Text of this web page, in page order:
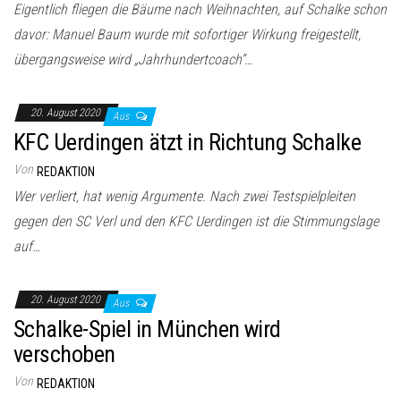
Eigentlich fliegen die Bäume nach Weihnachten, auf Schalke schon
davor: Manuel Baum wurde mit sofortiger Wirkung freigestellt,
übergangsweise wird „Jahrhundertcoach“…
20. August 2020 Aus
KFC Uerdingen ätzt in Richtung Schalke
Von REDAKTION
Wer verliert, hat wenig Argumente. Nach zwei Testspielpleiten
gegen den SC Verl und den KFC Uerdingen ist die Stimmungslage
auf…
20. August 2020 Aus
Schalke-Spiel in München wird
verschoben
Von REDAKTION